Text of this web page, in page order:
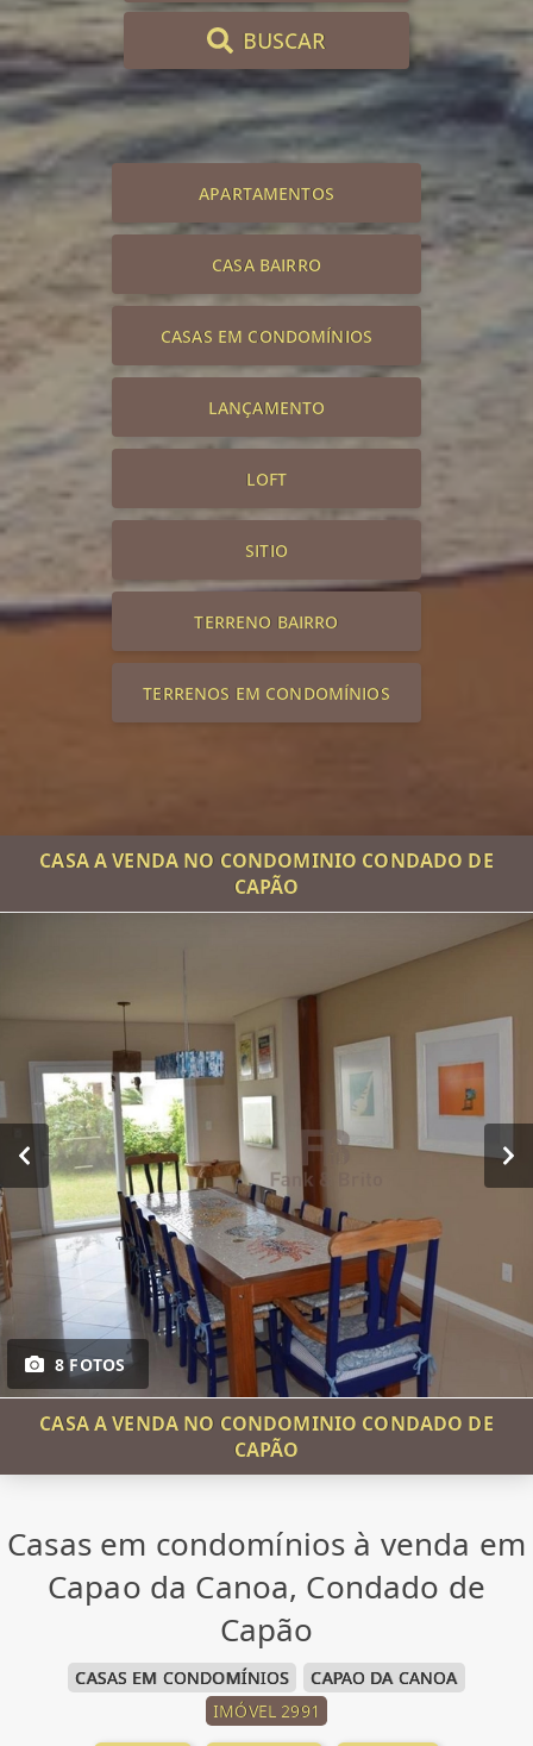
BUSCAR
APARTAMENTOS
CASA BAIRRO
CASAS EM CONDOMÍNIOS
LANÇAMENTO
LOFT
SITIO
TERRENO BAIRRO
TERRENOS EM CONDOMÍNIOS
CASA A VENDA NO CONDOMINIO CONDADO DE
CAPÃO
8 FOTOS
CASA A VENDA NO CONDOMINIO CONDADO DE
CAPÃO
Casas em condomínios à venda em
Capao da Canoa, Condado de
Capão
CASAS EM CONDOMÍNIOS
CAPAO DA CANOA
IMÓVEL 2991